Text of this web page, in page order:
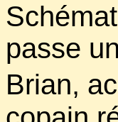
passe
Brian,